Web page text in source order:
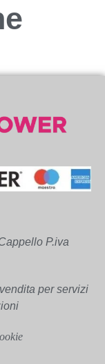
P.iva
per servizi